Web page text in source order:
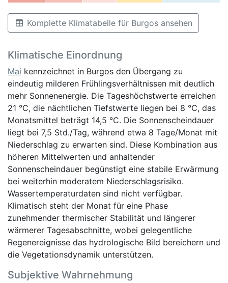
Komplette Klimatabelle für Burgos ansehen
Klimatische Einordnung
Mai kennzeichnet in Burgos den Übergang zu
eindeutig milderen Frühlingsverhältnissen mit deutlich
mehr Sonnenenergie. Die Tageshöchstwerte erreichen
21 °C, die nächtlichen Tiefstwerte liegen bei 8 °C, das
Monatsmittel beträgt 14,5 °C. Die Sonnenscheindauer
liegt bei 7,5 Std./Tag, während etwa 8 Tage/Monat mit
Niederschlag zu erwarten sind. Diese Kombination aus
höheren Mittelwerten und anhaltender
Sonnenscheindauer begünstigt eine stabile Erwärmung
bei weiterhin moderatem Niederschlagsrisiko.
Wassertemperaturdaten sind nicht verfügbar.
Klimatisch steht der Monat für eine Phase
zunehmender thermischer Stabilität und längerer
wärmerer Tagesabschnitte, wobei gelegentliche
Regenereignisse das hydrologische Bild bereichern und
die Vegetationsdynamik unterstützen.
Subjektive Wahrnehmung